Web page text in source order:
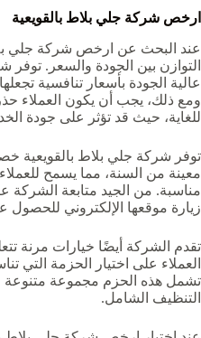
ارخص شركة جلي بلاط بالقويعية‏
عند البحث عن ارخص شركة جلي
التوازن بين الجودة والسعر.
عالية الجودة بأسعار تنافسية
ومع ذلك، يجب أن يكون العملاء
للغاية، حيث قد تؤثر على جودة
توفر شركة جلي بلاط
معينة من السنة، مما يسمح
مناسبة. من الجيد متابعة الشركة
زيارة موقعها الإلكتروني
تقدم الشركة أيضًا خيارات مرنة
العملاء على اختيار الحزمة التي
تشمل هذه الحزم مجموعة متنوعة
التنظيف الشامل.